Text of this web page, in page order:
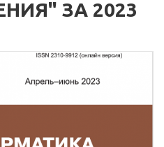
ЗА 2023